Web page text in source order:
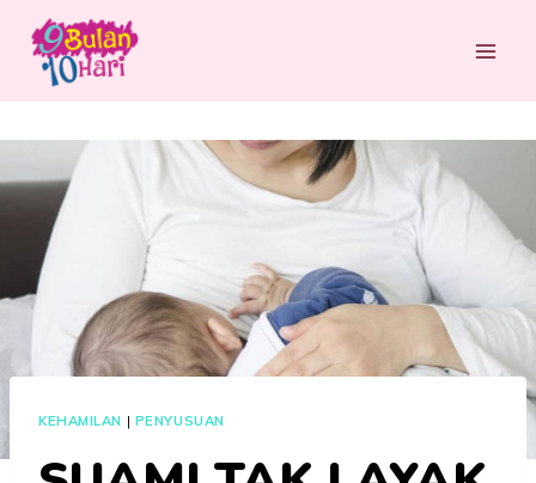
content
KEHAMILAN | PENYUSUAN